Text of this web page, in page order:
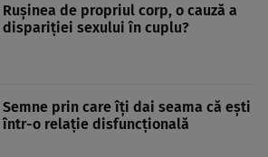
Ruşinea de propriul corp, o cauză a
dispariţiei sexului în cuplu?
Semne prin care îţi dai seama că eşti
într-o relaţie disfuncţională